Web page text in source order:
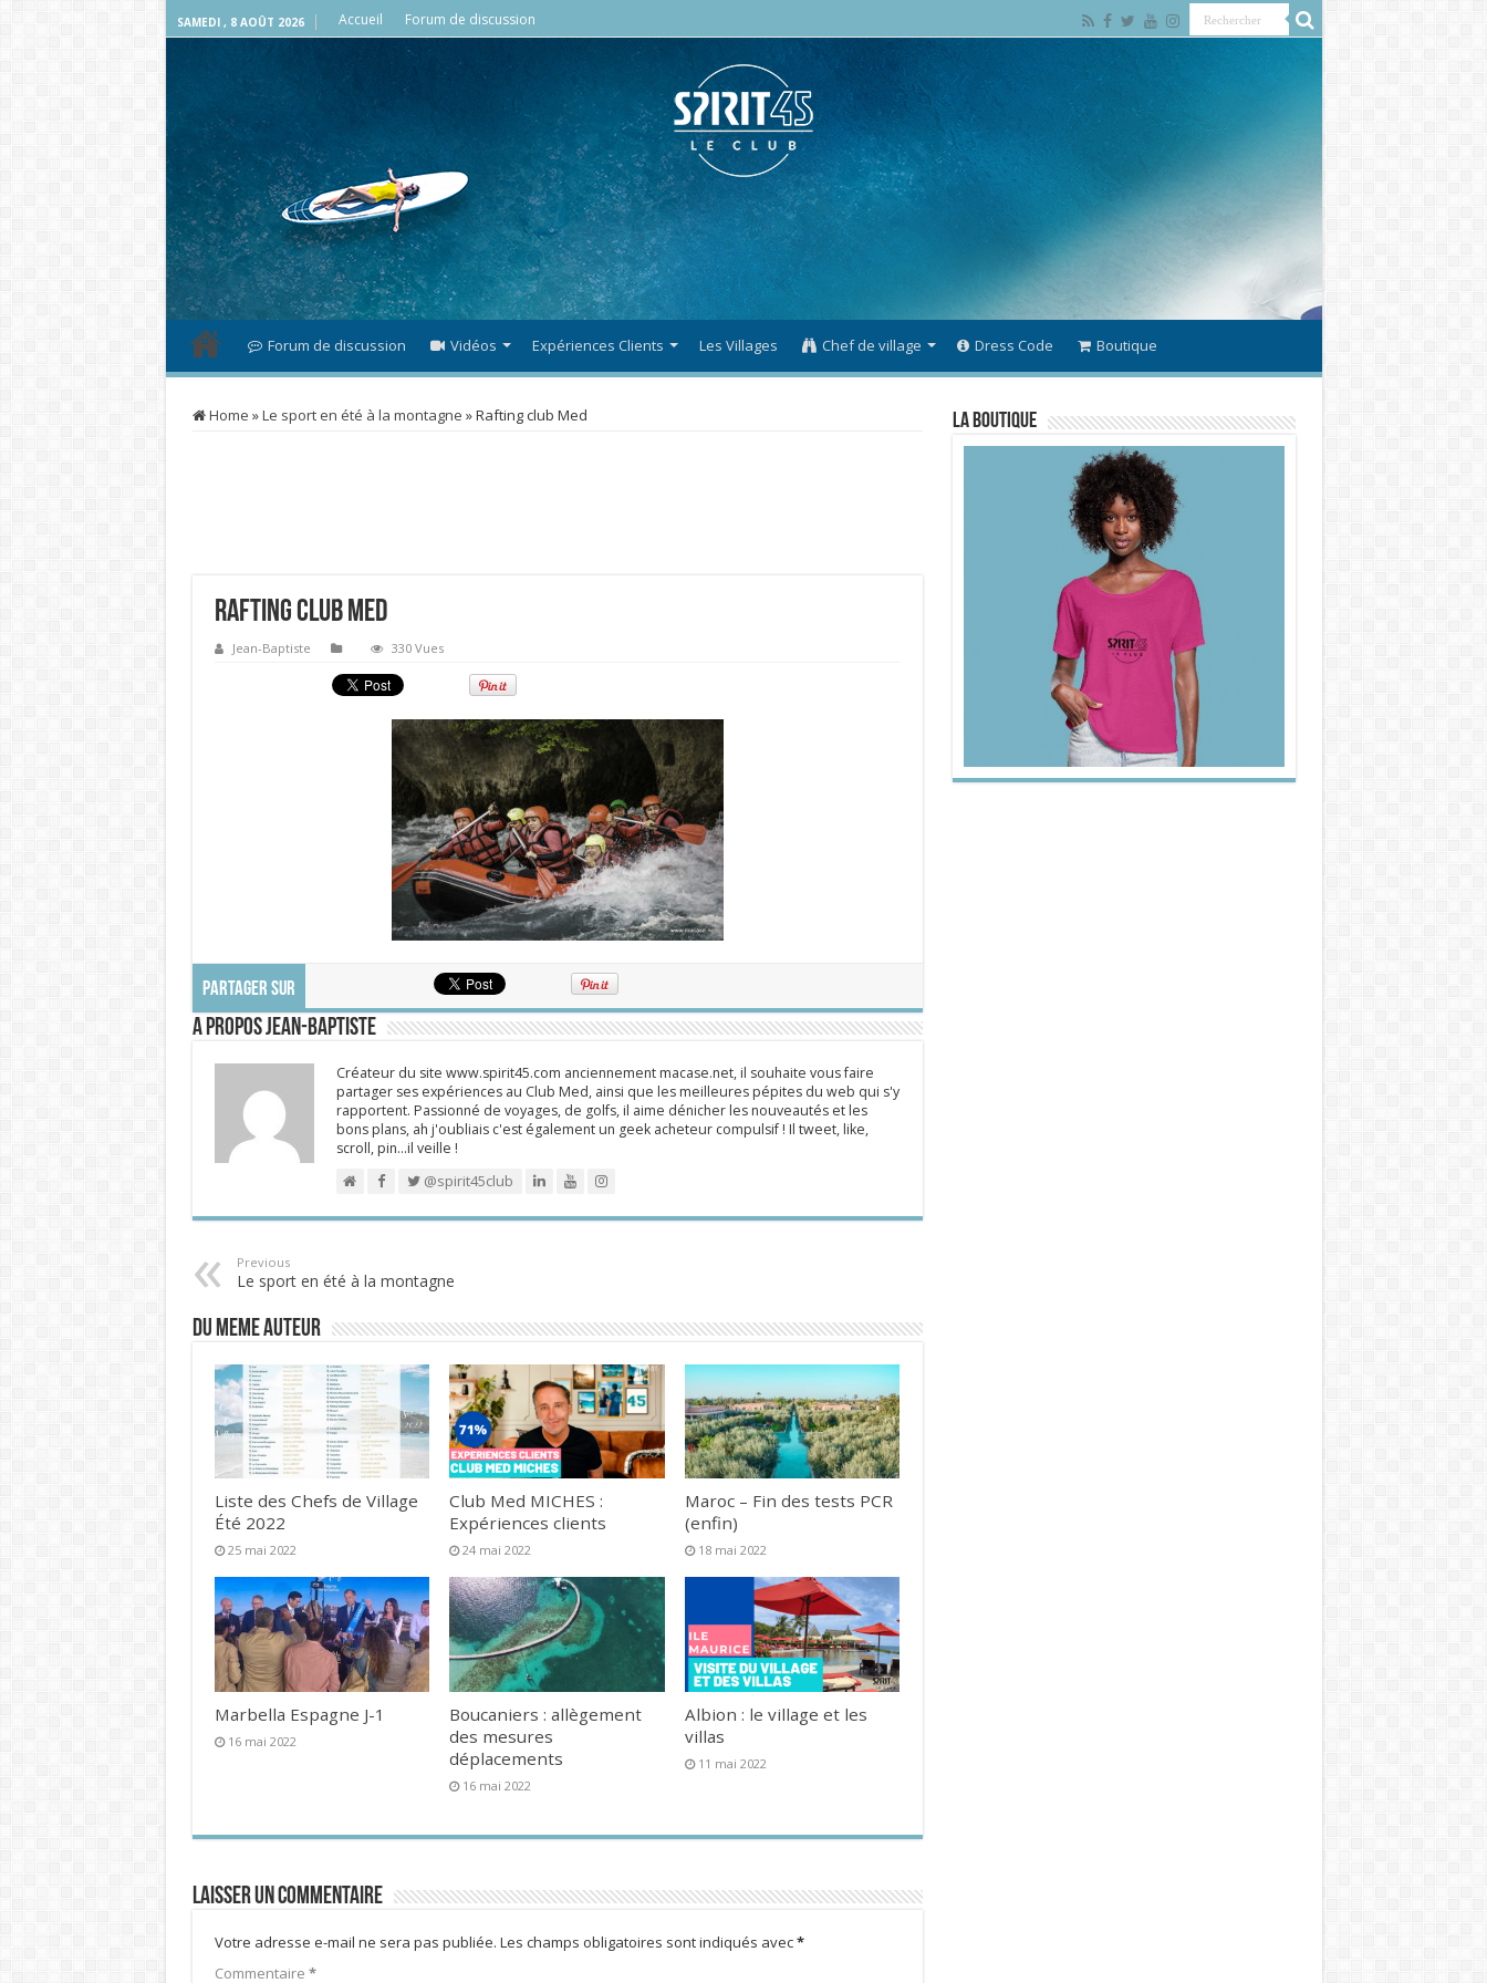
SAMEDI , 8 AOÛT 2026 Accueil Forum de discussion
Forum de discussion Vidéos Expériences Clients Les Villages Chef de village Dress Code Boutique
Home »Le sport en été à la montagne »Rafting club Med
Rafting club Med
Jean-Baptiste 330 Vues
PARTAGER SUR
A propos Jean-Baptiste
Créateur du site www.spirit45.com anciennement macase.net, il souhaite vous faire
partager ses expériences au Club Med, ainsi que les meilleures pépites du web qui s'y
rapportent. Passionné de voyages, de golfs, il aime dénicher les nouveautés et les
bons plans, ah j'oubliais c'est également un geek acheteur compulsif ! Il tweet, like,
scroll, pin…il veille !
@spirit45club
Previous
Le sport en été à la montagne
DU MEME AUTEUR
Liste des Chefs de Village
Été 2022
25 mai 2022
Club Med MICHES :
Expériences clients
24 mai 2022
Maroc – Fin des tests PCR
(enfin)
18 mai 2022
Marbella Espagne J-1
16 mai 2022
Boucaniers : allègement
des mesures
déplacements
16 mai 2022
Albion : le village et les
villas
11 mai 2022
Laisser un commentaire
Votre adresse e-mail ne sera pas publiée. Les champs obligatoires sont indiqués avec*
Commentaire *
La Boutique